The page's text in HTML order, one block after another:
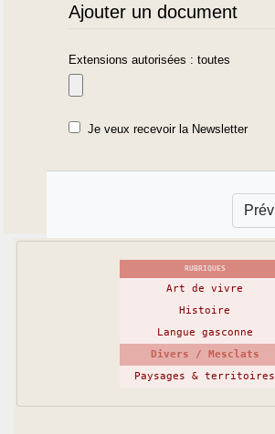
Ajouter un document
Extensions autorisées : toutes
Je veux recevoir la Newsletter
RUBRIQUES
Art de vivre
Histoire
Langue gasconne
Divers / Mesclats
Paysages & territoires